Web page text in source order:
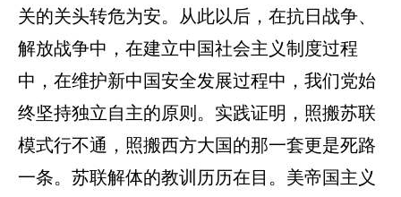
关的关头转危为安。从此以后，在抗日战争、
解放战争中，在建立中国社会主义制度过程
中，在维护新中国安全发展过程中，我们党始
终坚持独立自主的原则。实践证明，照搬苏联
模式行不通，照搬西方大国的那一套更是死路
一条。苏联解体的教训历历在目。美帝国主义